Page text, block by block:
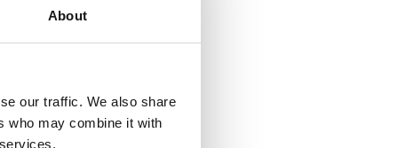
About
our traffic. We also share
who may combine it with